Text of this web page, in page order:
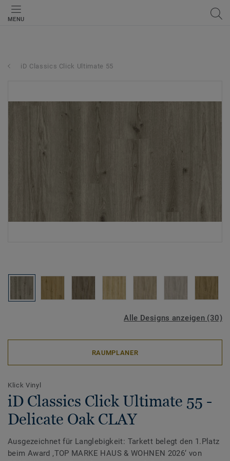
MENU
iD Classics Click Ultimate 55
Alle Designs anzeigen (30)
RAUMPLANER
Klick Vinyl
iD Classics Click Ultimate 55 -
Delicate Oak CLAY
Ausgezeichnet für Langlebigkeit: Tarkett belegt den 1.Platz
beim Award ‚TOP MARKE HAUS & WOHNEN 2026‘ von